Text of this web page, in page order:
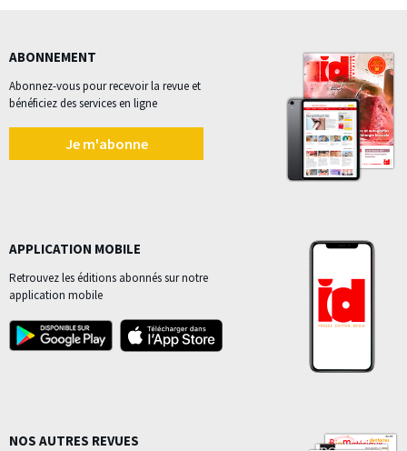
ABONNEMENT
Abonnez-vous pour recevoir la revue et
bénéficiez des services en ligne
Je m'abonne
APPLICATION MOBILE
Retrouvez les éditions abonnés sur notre
application mobile
NOS AUTRES REVUES